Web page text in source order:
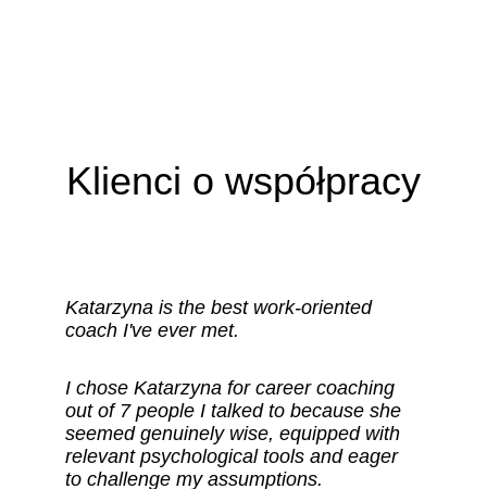
Katarzyna is the best work-oriented
coach I've ever met.
I chose Katarzyna for career coaching
out of 7 people I talked to because she
seemed genuinely wise, equipped with
relevant psychological tools and eager
to challenge my assumptions.
Klienci o współpracy